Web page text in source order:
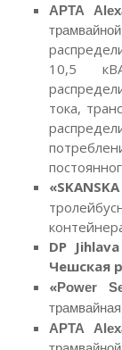
APTA
10,5
тока,
DP
Чешская
«Power
APTA